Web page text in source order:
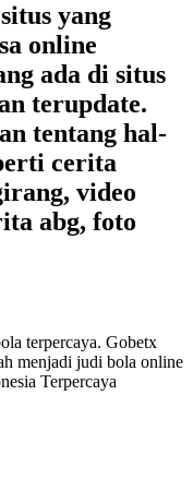
yang
online
ada di situs
terupdate.
tentang hal-
cerita
video
abg, foto
terpercaya. Gobetx
menjadi judi bola online
Terpercaya